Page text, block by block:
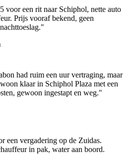
voor een rit naar Schiphol, nette auto
Prijs vooraf bekend, geen
"
had ruim een uur vertraging, maar
klaar in Schiphol Plaza met een
gewoon ingestapt en weg."
een vergadering op de Zuidas.
in pak, water aan boord.